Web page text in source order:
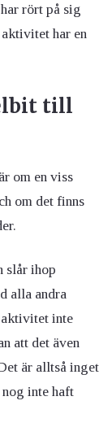
rört på sig
har en
till
om en viss
om det finns
slår ihop
alla andra
inte
att det även
är alltså inget
inte haft